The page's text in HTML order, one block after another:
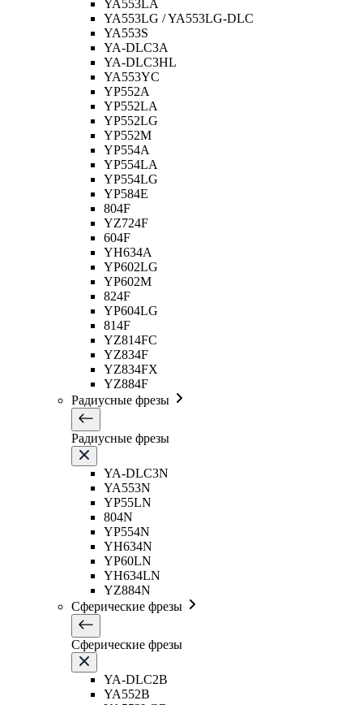
YA553LA
YA553LG / YA553LG-DLC
YA553S
YA-DLC3A
YA-DLC3HL
YA553YC
YP552A
YP552LA
YP552LG
YP552M
YP554A
YP554LA
YP554LG
YP584E
804F
YZ724F
604F
YH634A
YP602LG
YP602M
824F
YP604LG
814F
YZ814FC
YZ834F
YZ834FX
YZ884F
Радиусные фрезы
Радиусные фрезы
YA-DLC3N
YA553N
YP55LN
804N
YP554N
YH634N
YP60LN
YH634LN
YZ884N
Сферические фрезы
Сферические фрезы
YA-DLC2B
YA552B